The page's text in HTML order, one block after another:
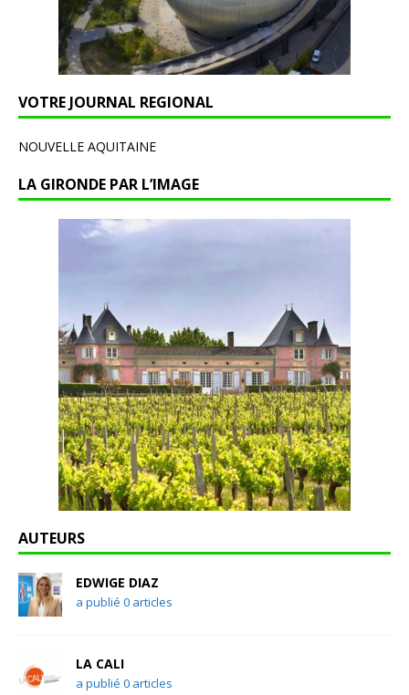
VOTRE JOURNAL REGIONAL
NOUVELLE AQUITAINE
LA GIRONDE PAR L’IMAGE
AUTEURS
EDWIGE DIAZ
a publié 0 articles
LA CALI
a publié 0 articles